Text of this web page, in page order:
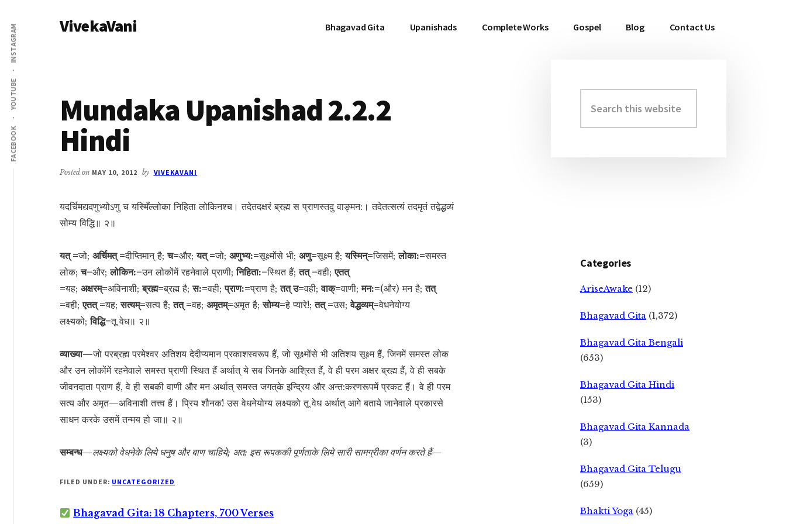
main
content
primary
sidebar
Additional
menu
FACEBOOK
YOUTUBE
INSTAGRAM VivekaVani Bhagavad Gita Upanishads Complete Works Gospel Blog Contact Us
Mundaka Upanishad 2.2.2
Hindi
Posted on MAY 10, 2012 by VIVEKAVANI
यदर्चिमद्यदणुभ्योऽणु च यस्मिँल्लोका निहिता लोकिनश्च। तदेतदक्षरं ब्रह्म स प्राणस्तदु वाङ्मन:। तदेतत्सत्यं तदमृतं तद्वेद्धव्यं
सोम्य विद्धि॥ २॥
यत् =जो; अर्चिमत् =दीप्तिमान् है;च=और;यत् =जो; अणुभ्य:=सूक्ष्मोंसे भी; अणु=सूक्ष्म है;यस्मिन्=जिसमें;लोका:=समस्त
लोक;च=और;लोकिन:=उन लोकोंमें रहनेवाले प्राणी;निहिता:=स्थित हैं;तत् =वही;एतत्
=यह; अक्षरम्=अविनाशी;ब्रह्म=ब्रह्म है;स:=वही;प्राण:=प्राण है;तत् उ=वही;वाक्=वाणी;मन:=(और) मन है;तत्
=वही;एतत् =यह;सत्यम्=सत्य है;तत् =वह; अमृतम्=अमृत है;सोम्य=हे प्यारे!;तत् =उस;वेद्धव्यम्=वेधनेयोग्य
लक्ष्यको;विद्धि=तू वेध॥ २॥
व्याख्या—जो परब्रह्म परमेश्वर अतिशय देदीप्यमान प्रकाशस्वरूप हैं, जो सूक्ष्मोंसे भी अतिशय सूक्ष्म हैं, जिनमें समस्त लोक
और उन लोकोंमें रहनेवाले समस्त प्राणी स्थित हैं अर्थात् ये सब जिनके आश्रित हैं, वे ही परम अक्षर ब्रह्म हैं, वे ही सबके
जीवनदाता प्राण हैं, वे ही सबकी वाणी और मन अर्थात् समस्त जगत‍्के इन्द्रिय और अन्त:करणरूपमें प्रकट हैं। वे ही परम
सत्य और अमृत—अविनाशी तत्त्व हैं। प्रिय शौनक! उस वेधनेयोग्य लक्ष्यको तू वेध अर्थात् आगे बताये जानेवाले प्रकारसे
साधन करके उसमें तन्मय हो जा॥ २॥
सम्बन्ध—लक्ष्यको वेधनेके लिये धनुष और बाण चाहिये; अत: इस रूपककी पूर्णताके लिये सारी सामग्रीका वर्णन करते हैं—
FILED UNDER: UNCATEGORIZED
Bhagavad Gita: 18 Chapters, 700 Verses
Primary
Sidebar
this
website
Categories
AriseAwake (12)
Bhagavad Gita (1,372)
Bhagavad Gita Bengali
(653)
Bhagavad Gita Hindi
(153)
Bhagavad Gita Kannada
(3)
Bhagavad Gita Telugu
(659)
Bhakti Yoga (45)